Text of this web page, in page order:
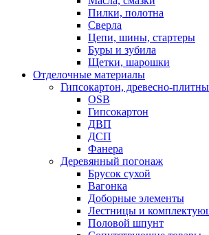
Пилки, полотна
Сверла
Цепи, шины, стартеры
Буры и зубила
Щетки, шарошки
Отделочные материалы
Гипсокартон, древесно-
OSB
Гипсокартон
ДВП
ДСП
Фанера
Деревянный погонаж
Брусок сухой
Вагонка
Доборные элементы
Лестницы и
Половой шпунт